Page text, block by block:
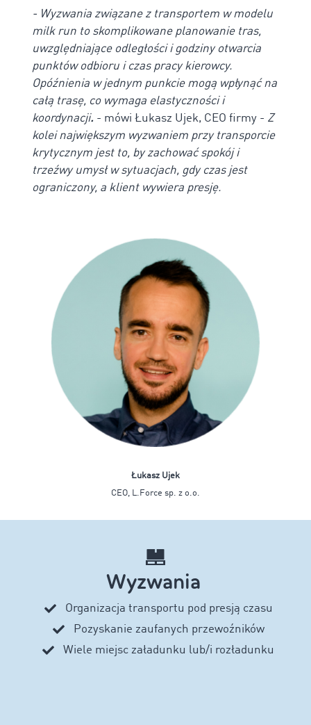
- Wyzwania związane z transportem w modelu
milk run to skomplikowane planowanie tras,
uwzględniające odległości i godziny otwarcia
punktów odbioru i czas pracy kierowcy.
Opóźnienia w jednym punkcie mogą wpłynąć na
całą trasę, co wymaga elastyczności i
koordynacji. - mówi Łukasz Ujek, CEO firmy - Z
kolei największym wyzwaniem przy transporcie
krytycznym jest to, by zachować spokój i
trzeźwy umysł w sytuacjach, gdy czas jest
ograniczony, a klient wywiera presję.
Łukasz Ujek
CEO, L.Force sp. z o.o.
Wyzwania
Organizacja transportu pod presją czasu
Pozyskanie zaufanych przewoźników
Wiele miejsc załadunku lub/i rozładunku